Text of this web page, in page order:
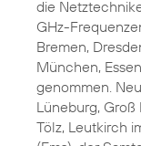
die
GHz-
Bremen,
München,
genommen.
Lüneburg, Groß
Tölz, Leutkirch